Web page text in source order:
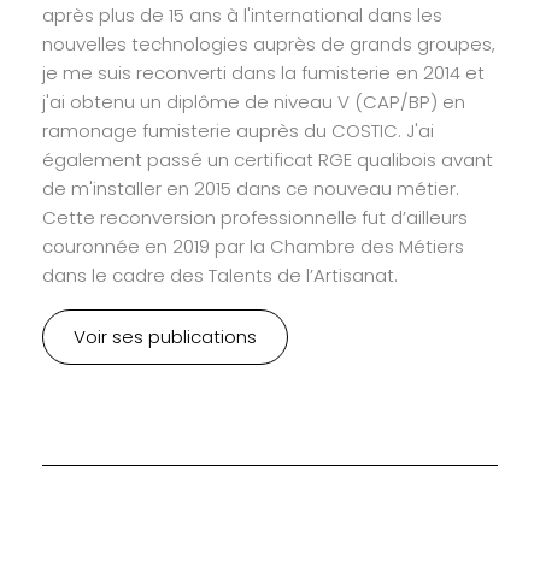
après plus de 15 ans à l'international dans les
nouvelles technologies auprès de grands groupes,
je me suis reconverti dans la fumisterie en 2014 et
j'ai obtenu un diplôme de niveau V (CAP/BP) en
ramonage fumisterie auprès du COSTIC. J'ai
également passé un certificat RGE qualibois avant
de m'installer en 2015 dans ce nouveau métier.
Cette reconversion professionnelle fut d’ailleurs
couronnée en 2019 par la Chambre des Métiers
dans le cadre des Talents de l’Artisanat.
Voir ses publications